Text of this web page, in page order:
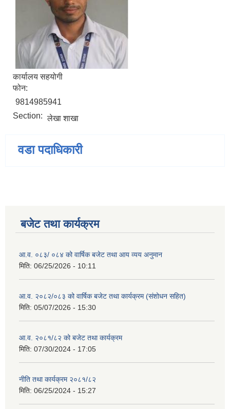
कार्यालय सहयोगी
फोन:
9814985941
Section: लेखा शाखा
वडा पदाधिकारी
बजेट तथा कार्यक्रम
आ.व. ०८३/ ०८४ को वार्षिक बजेट तथा आय व्यय अनुमान
मिति: 06/25/2026 - 10:11
आ.व. २०८२/०८३ को वार्षिक बजेट तथा कार्यक्रम (संशोधन सहित)
मिति: 05/07/2026 - 15:30
आ.व. २०८१/८२ को बजेट तथा कार्यक्रम
मिति: 07/30/2024 - 17:05
नीति तथा कार्यक्रम २०८१/८२
मिति: 06/25/2024 - 15:27